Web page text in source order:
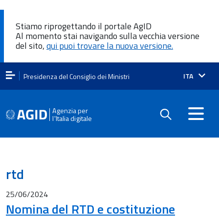
Stiamo riprogettando il portale AgID
Al momento stai navigando sulla vecchia versione
del sito,qui puoi trovare la nuova versione.
Presidenza del Consiglio dei Ministri Lingua
ITA
Agenzia per
l'Italia digitale
rtd
25/06/2024
Nomina del RTD e costituzione